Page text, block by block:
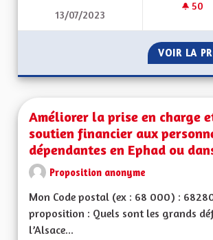
13/07/2023
50
VOIR LA
Améliorer la prise en charge
soutien financier aux
dépendantes en Ephad ou
Proposition anonyme
Mon Code postal (ex : 68 000) :
proposition : Quels sont les grands
l’Alsace...